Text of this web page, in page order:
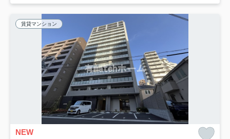
賃貸マンション
NEW